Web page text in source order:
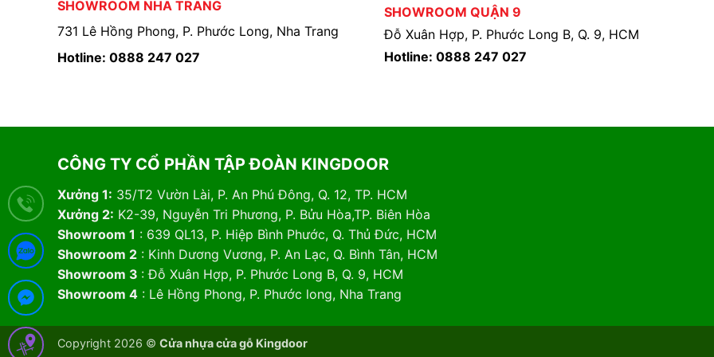
SHOWROOM NHA TRANG
731 Lê Hồng Phong, P. Phước Long, Nha Trang
Hotline: 0888 247 027
SHOWROOM QUẬN 9
Đỗ Xuân Hợp, P. Phước Long B, Q. 9, HCM
Hotline: 0888 247 027
CÔNG TY CỔ PHẦN TẬP ĐOÀN KINGDOOR
Xưởng 1: 35/T2 Vườn Lài, P. An Phú Đông, Q. 12, TP. HCM
Xưởng 2: K2-39, Nguyễn Tri Phương, P. Bửu Hòa,TP. Biên Hòa
Showroom 1 : 639 QL13, P. Hiệp Bình Phước, Q. Thủ Đức, HCM
Showroom 2: Kinh Dương Vương, P. An Lạc, Q. Bình Tân, HCM
Showroom 3 : Đỗ Xuân Hợp, P. Phước Long B, Q. 9, HCM
Showroom 4: Lê Hồng Phong, P. Phước long, Nha Trang
Copyright 2026 © Cửa nhựa cửa gỗ Kingdoor